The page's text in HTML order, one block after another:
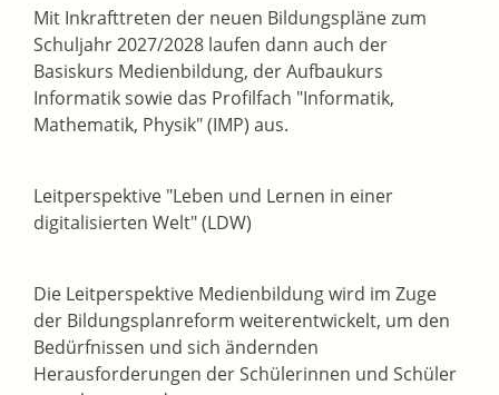
Mit Inkrafttreten der neuen Bildungspläne zum
Schuljahr 2027/2028 laufen dann auch der
Basiskurs Medienbildung, der Aufbaukurs
Informatik sowie das Profilfach "Informatik,
Mathematik, Physik" (IMP) aus.
Leitperspektive "Leben und Lernen in einer
digitalisierten Welt" (LDW)
Die Leitperspektive Medienbildung wird im Zuge
der Bildungsplanreform weiterentwickelt, um den
Bedürfnissen und sich ändernden
Herausforderungen der Schülerinnen und Schüler